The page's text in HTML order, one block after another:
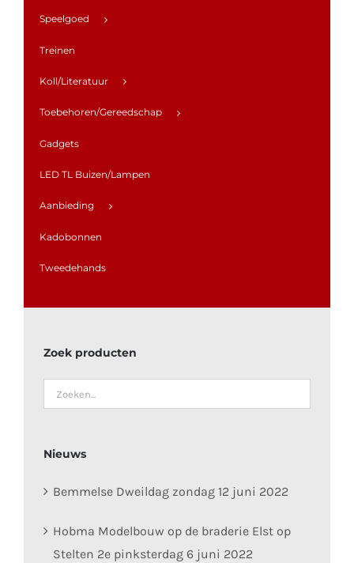
Speelgoed
Treinen
Koll/Literatuur
Toebehoren/Gereedschap
Gadgets
LED TL Buizen/Lampen
Aanbieding
Kadobonnen
Tweedehands
Zoek producten
Nieuws
Bemmelse Dweildag zondag 12 juni 2022
Hobma Modelbouw op de braderie Elst op
Stelten 2e pinksterdag 6 juni 2022